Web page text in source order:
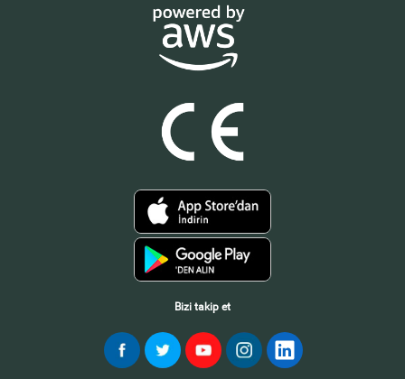
Bizi takip et